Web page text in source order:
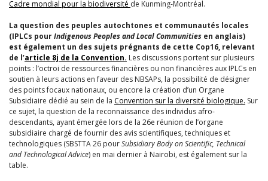
Cadre mondial pour la biodiversité de Kunming-Montréal.
La question des peuples autochtones et communautés locales
(IPLCs pourIndigenous Peoples and Local Communities en anglais)
est également un des sujets prégnants de cette Cop16, relevant
de l’article 8j de la Convention. Les discussions portent sur plusieurs
points : l’octroi de ressources financières ou non financières aux IPLCs en
soutien à leurs actions en faveur des NBSAPs, la possibilité de désigner
des points focaux nationaux, ou encore la création d’un Organe
Subsidiaire dédié au sein de la Convention sur la diversité biologique. Sur
ce sujet, la question de la reconnaissance des individus afro-
descendants, ayant émergée lors de la 26e réunion de l’organe
subsidiaire chargé de fournir des avis scientifiques, techniques et
technologiques (SBSTTA 26 pourSubsidiary Body on Scientific, Technical
and Technological Advice) en mai dernier à Nairobi, est également sur la
table.